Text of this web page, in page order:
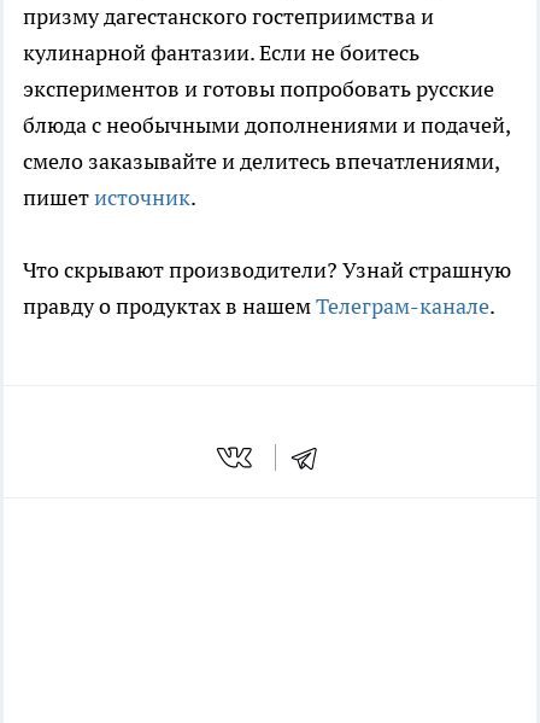
призму дагестанского гостеприимства и
кулинарной фантазии. Если не боитесь
экспериментов и готовы попробовать русские
блюда с необычными дополнениями и подачей,
смело заказывайте и делитесь впечатлениями,
пишетисточник.
Что скрывают производители? Узнай страшную
правду о продуктах в нашемТелеграм-канале.